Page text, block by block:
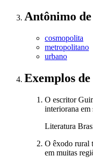
Antônimo de
cosmopolita
metropolitano
urbano
Exemplos de
O escritor
interiorana em
Literatura
O êxodo rural
em muitas